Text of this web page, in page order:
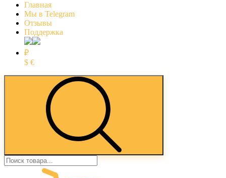
Главная
Мы в Telegram
Отзывы
Поддержка
₽
$ €